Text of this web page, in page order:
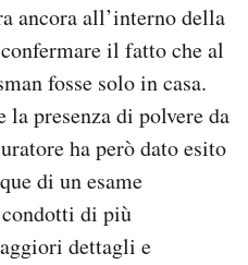
ancora all’interno della
il fatto che al
fosse solo in casa.
la presenza di polvere da
ha però dato esito
di un esame
di più
dettagli e